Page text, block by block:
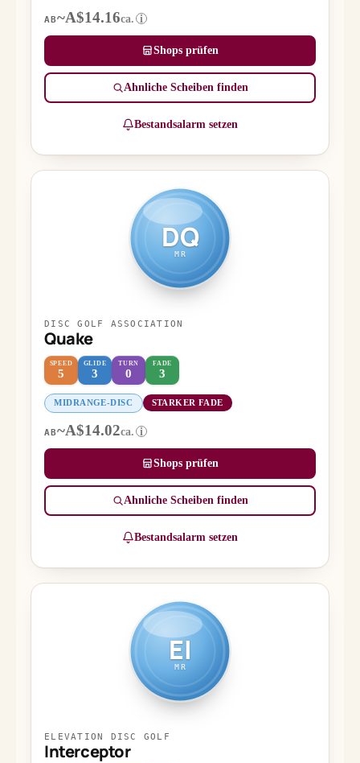
AB~A$14.16ca. i
Shops prüfen
Ähnliche Scheiben finden
Bestandsalarm setzen
DQ
MR
DISC GOLF ASSOCIATION
Quake
SPEED
5
GLIDE
3
TURN
0
FADE
3
MIDRANGE-DISC STARKER FADE
AB~A$14.02ca. i
Shops prüfen
Ähnliche Scheiben finden
Bestandsalarm setzen
EI
MR
ELEVATION DISC GOLF
Interceptor